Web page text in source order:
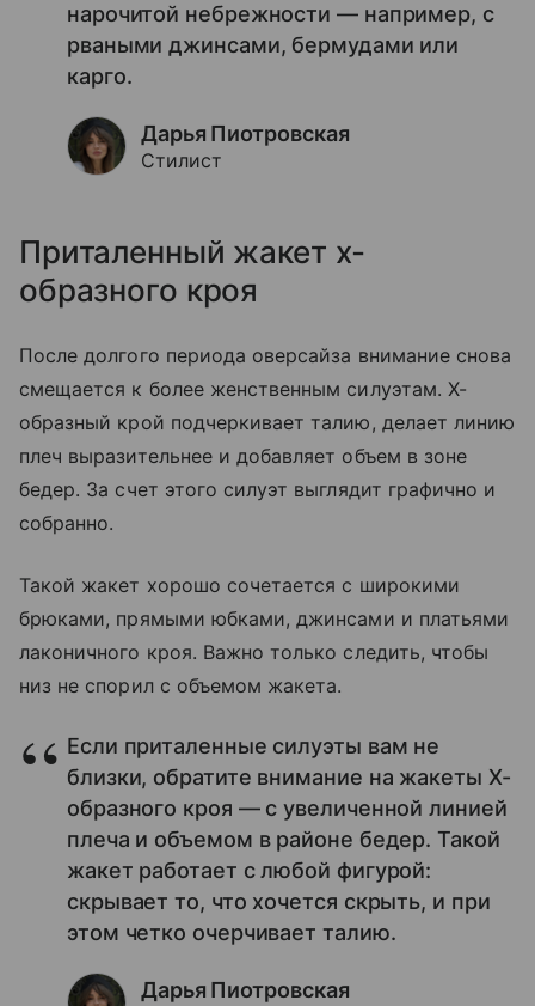
нарочитой небрежности — например, с
рваными джинсами, бермудами или
карго.
Дарья Пиотровская
Стилист
Приталенный жакет х-
образного кроя
После долгого периода оверсайза внимание снова
смещается к более женственным силуэтам. Х-
образный крой подчеркивает талию, делает линию
плеч выразительнее и добавляет объем в зоне
бедер. За счет этого силуэт выглядит графично и
собранно.
Такой жакет хорошо сочетается с широкими
брюками, прямыми юбками, джинсами и платьями
лаконичного кроя. Важно только следить, чтобы
низ не спорил с объемом жакета.
Если приталенные силуэты вам не
близки, обратите внимание на жакеты X-
образного кроя — с увеличенной линией
плеча и объемом в районе бедер. Такой
жакет работает с любой фигурой:
скрывает то, что хочется скрыть, и при
этом четко очерчивает талию.
Дарья Пиотровская